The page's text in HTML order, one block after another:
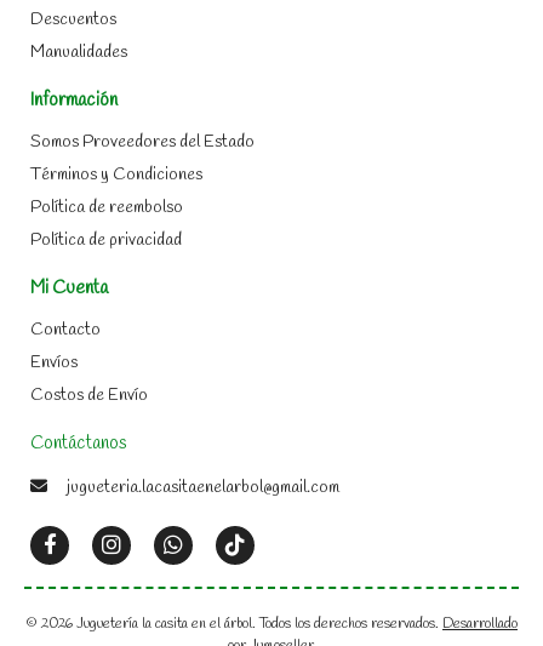
Descuentos
Manualidades
Información
Somos Proveedores del Estado
Términos y Condiciones
Política de reembolso
Política de privacidad
Mi Cuenta
Contacto
Envíos
Costos de Envío
Contáctanos
jugueteria.lacasitaenelarbol@gmail.com
© 2026 Juguetería la casita en el árbol. Todos los derechos reservados. Desarrollado